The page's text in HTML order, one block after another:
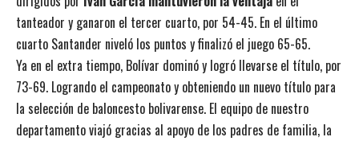
tanteador y ganaron el tercer cuarto, por 54-45. En el último
cuarto Santander niveló los puntos y finalizó el juego 65-65.
Ya en el extra tiempo, Bolívar dominó y logró llevarse el título, por
73-69. Logrando el campeonato y obteniendo un nuevo título para
la selección de baloncesto bolivarense. El equipo de nuestro
departamento viajó gracias al apoyo de los padres de familia, la